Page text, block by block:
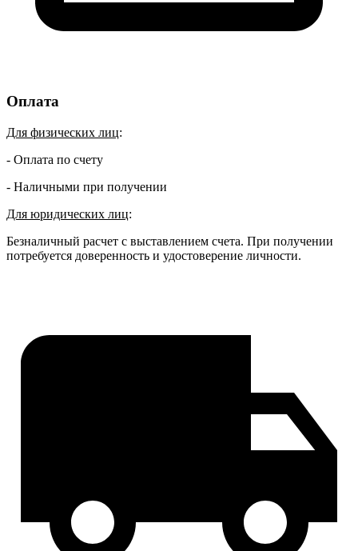
Оплата
Для физических лиц:
- Оплата по счету
- Наличными при получении
Для юридических лиц:
Безналичный расчет с выставлением счета. При получении
потребуется доверенность и удостоверение личности.